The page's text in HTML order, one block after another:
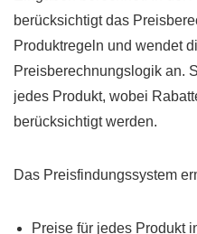
berücksichtigt das
Produktregeln und wendet
Preisberechnungslogik an.
jedes Produkt, wobei
berücksichtigt werden.
Das Preisfindungssystem
Preise für jedes Produkt